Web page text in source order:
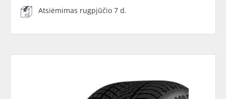
Atsiėmimas rugpjūčio 7 d.